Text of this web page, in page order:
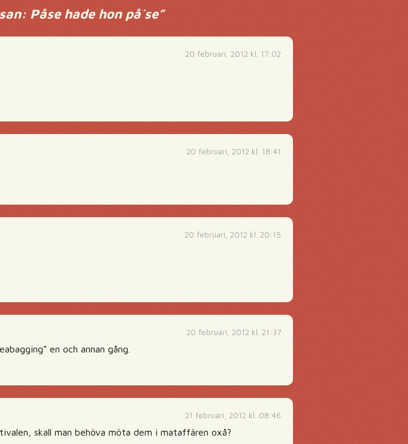
Påse hade hon på´se”
20 februari, 2012 kl. 17:02
20 februari, 2012 kl. 18:41
20 februari, 2012 kl. 20:15
20 februari, 2012 kl. 21:37
en och annan gång.
21 februari, 2012 kl. 08:46
skall man behöva möta dem i mataffären oxå?